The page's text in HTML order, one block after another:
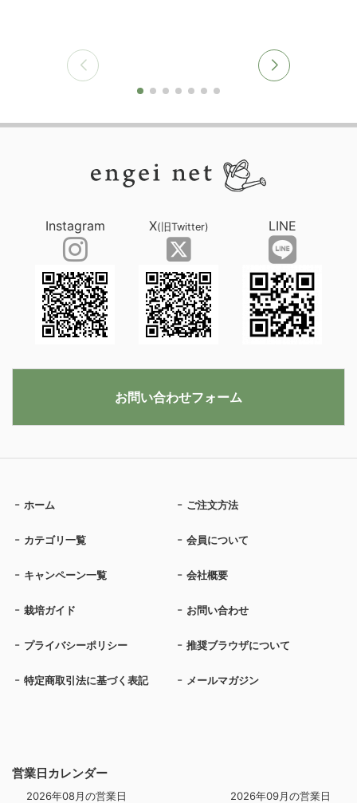
営業日カレンダー
2026年08月の営業日 2026年09月の営業日
ホーム ご注文方法
カテゴリ一覧 会員について
キャンペーン一覧 会社概要
栽培ガイド お問い合わせ
プライバシーポリシー 推奨ブラウザについて
特定商取引法に基づく表記 メールマガジン
Instagram X(旧Twitter) LINE
お問い合わせフォーム